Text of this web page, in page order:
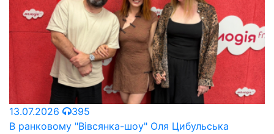
13.07.2026
395
В ранковому "Вівсянка-шоу" Оля Цибульська